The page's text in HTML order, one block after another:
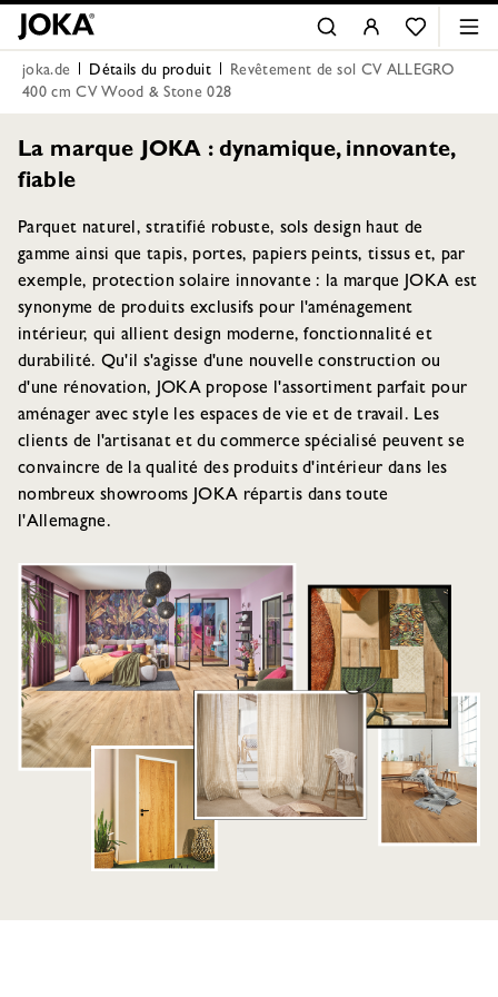
joka.de Détails du produit
Revêtement de sol CV ALLEGRO
400 cm CV Wood & Stone 028
La marque JOKA : dynamique, innovante,
fiable
Parquet naturel, stratifié robuste, sols design haut de
gamme ainsi que tapis, portes, papiers peints, tissus et, par
exemple, protection solaire innovante : la marque JOKA est
synonyme de produits exclusifs pour l'aménagement
intérieur, qui allient design moderne, fonctionnalité et
durabilité. Qu'il s'agisse d'une nouvelle construction ou
d'une rénovation, JOKA propose l'assortiment parfait pour
aménager avec style les espaces de vie et de travail. Les
clients de l'artisanat et du commerce spécialisé peuvent se
convaincre de la qualité des produits d'intérieur dans les
nombreux showrooms JOKA répartis dans toute
l'Allemagne.